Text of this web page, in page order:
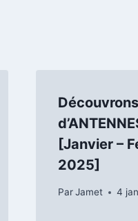
[Janvier –
2025]
Par Jamet 4